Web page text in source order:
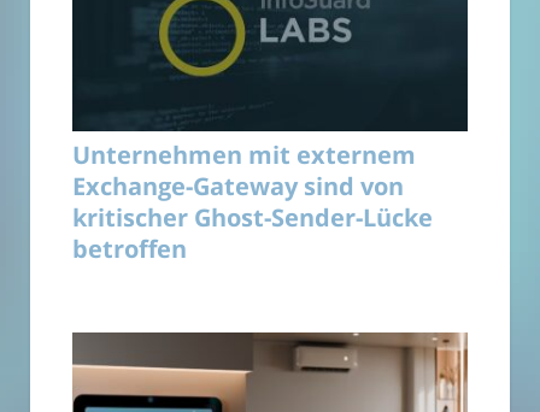
Unternehmen mit externem
Exchange-Gateway sind von
kritischer Ghost-Sender-Lücke
betroffen